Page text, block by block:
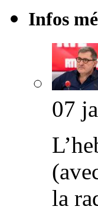
Infos
07
la